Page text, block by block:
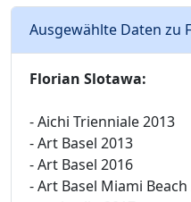
Ausgewählte Daten zu
Florian Slotawa:
- Aichi Trienniale 2013
- Art Basel 2013
- Art Basel 2016
- Art Basel Miami Beach